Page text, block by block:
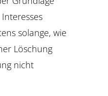
solange, wie
Löschung
nicht